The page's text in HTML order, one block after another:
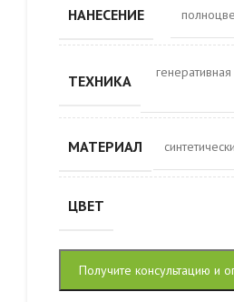
НАНЕСЕНИЕ
ТЕХНИКА
МАТЕРИАЛ
ЦВЕТ
Получите консультацию и